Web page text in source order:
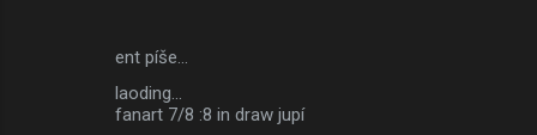
ent píše…
laoding...
fanart 7/8 :8 in draw jupí